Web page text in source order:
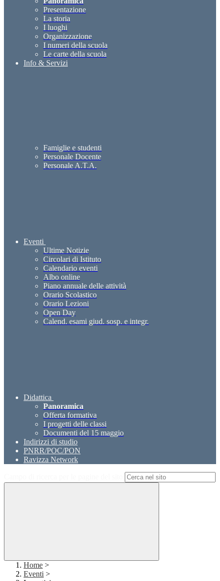
Presentazione
La storia
I luoghi
Organizzazione
I numeri della scuola
Le carte della scuola
Info & Servizi
Famiglie e studenti
Personale Docente
Personale A.T.A.
Eventi
Ultime Notizie
Circolari di Istituto
Calendario eventi
Albo online
Piano annuale delle attività
Orario Scolastico
Orario Lezioni
Open Day
Calend. esami giud. sosp. e integr.
Didattica
Panoramica
Offerta formativa
I progetti delle classi
Documenti del 15 maggio
Indirizzi di studio
PNRR/POC/PON
Ravizza Network
Home >
Eventi >